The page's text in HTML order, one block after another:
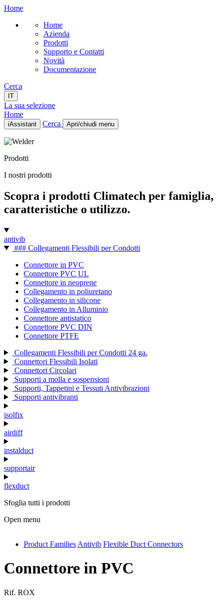
Home
Home
Azienda
Prodotti
Supporto e Contatti
Novità
Documentazione
Cerca
IT
La sua selezione
Home
iAssistant Cerca Apri/chiudi menu
Home
Prodotti
Novità
IT
Prodotti
I nostri prodotti
Scopra i prodotti Climatech per famiglia,
caratteristiche o utilizzo.
antivib
### Collegamenti Flessibili per Condotti
Connettore in PVC
Connettore PVC UL
Connettore in neoprene
Collegamento in poliuretano
Collegamento in silicone
Collegamento in Alluminio
Connettore antistatico
Connettore PVC DIN
Connettore PTFE
Collegamenti Flessibili per Condotti 24 ga.
Connettori Flessibili Isolati
Connettori Circolari
Supporti a molla e sospensioni
Supporti, Tappetini e Tessuti Antivibrazioni
Supporti antivibranti
isolfix
airdiff
instalduct
supportair
flexduct
Sfoglia tutti i prodotti
Open menu
antivib
Product Families Antivib Flexible Duct Connectors
Connettore in PVC
Rif. ROX